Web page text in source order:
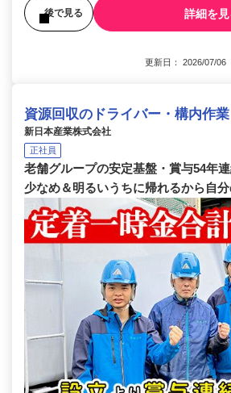
後で見る 詳細を見
更新日： 2026/07/
資源回収のドライバー・構内作業
新日本産業株式会社
正社員
老舗グループの安定基盤・賞与54年
少なめ＆明るいうちに帰れるから自